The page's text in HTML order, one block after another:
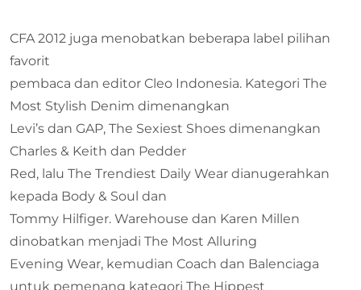
CFA 2012 juga menobatkan beberapa label pilihan
favorit
pembaca dan editor Cleo Indonesia. Kategori The
Most Stylish Denim dimenangkan
Levi’s dan GAP, The Sexiest Shoes dimenangkan
Charles & Keith dan Pedder
Red, lalu The Trendiest Daily Wear dianugerahkan
kepada Body & Soul dan
Tommy Hilfiger. Warehouse dan Karen Millen
dinobatkan menjadi The Most Alluring
Evening Wear, kemudian Coach dan Balenciaga
untuk pemenang kategori The Hippest